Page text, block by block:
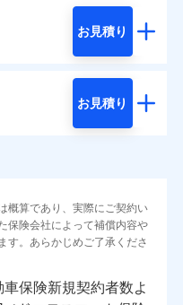
お見積り
お見積り
概算であり、実際にご契約い
保険会社によって補償内容や
す。あらかじめご了承くださ
新規契約者数よ